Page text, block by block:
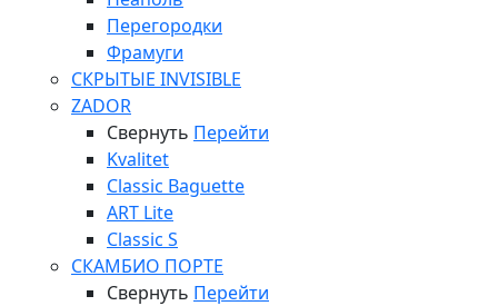
Перегородки
Фрамуги
СКРЫТЫЕ INVISIBLE
ZADOR
Свернуть Перейти
Kvalitet
Classic Baguette
ART Lite
Classic S
СКАМБИО ПОРТЕ
Свернуть Перейти